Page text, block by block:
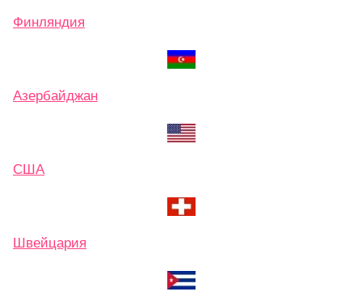
Финляндия
Азербайджан
США
Швейцария